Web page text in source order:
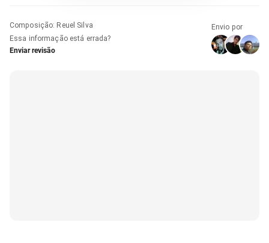
Composição: Reuel Silva
Essa informação está errada?
Enviar revisão
Envio por